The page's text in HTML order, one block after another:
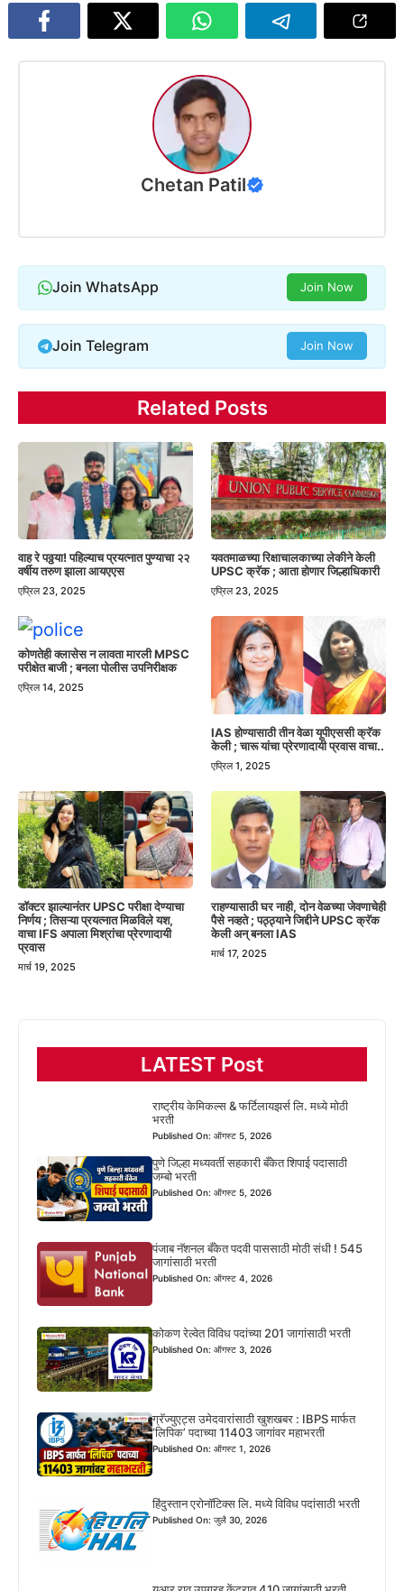
Chetan Patil
Join WhatsApp Join Now
Join Telegram Join Now
Related Posts
वाह रे पठ्ठया! पहिल्याच प्रयत्नात पुण्याचा २२
वर्षीय तरुण झाला आयएएस
एप्रिल 23, 2025
यवतमाळच्या रिक्षाचालकाच्या लेकीने केली
UPSC क्रॅक ; आता होणार जिल्हाधिकारी
एप्रिल 23, 2025
कोणतेही क्लासेस न लावता मारली MPSC
परीक्षेत बाजी ; बनला पोलीस उपनिरीक्षक
एप्रिल 14, 2025
IAS होण्यासाठी तीन वेळा यूपीएससी क्रॅक
केली ; चारू यांचा प्रेरणादायी प्रवास वाचा..
एप्रिल 1, 2025
डॉक्टर झाल्यानंतर UPSC परीक्षा देण्याचा
निर्णय ; तिसऱ्या प्रयत्नात मिळविले यश,
वाचा IFS अपाला मिश्रांचा प्रेरणादायी
प्रवास
मार्च 19, 2025
राहण्यासाठी घर नाही, दोन वेळच्या जेवणाचेही
पैसे नव्हते ; पठ्ठ्याने जिद्दीने UPSC क्रॅक
केली अन् बनला IAS
मार्च 17, 2025
LATEST Post
राष्ट्रीय केमिकल्स & फर्टिलायझर्स लि. मध्ये मोठी
भरती
Published On: ऑगस्ट 5, 2026
पुणे जिल्हा मध्यवर्ती सहकारी बँकेत शिपाई पदासाठी
जम्बो भरती
Published On: ऑगस्ट 5, 2026
पंजाब नॅशनल बँकेत पदवी पाससाठी मोठी संधी ! 545
जागांसाठी भरती
Published On: ऑगस्ट 4, 2026
कोकण रेल्वेत विविध पदांच्या 201 जागांसाठी भरती
Published On: ऑगस्ट 3, 2026
ग्रॅज्युएट्स उमेदवारांसाठी खुशखबर : IBPS मार्फत
‘लिपिक’ पदाच्या 11403 जागांवर महाभरती
Published On: ऑगस्ट 1, 2026
हिंदुस्तान एरोनॉटिक्स लि. मध्ये विविध पदांसाठी भरती
Published On: जुलै 30, 2026